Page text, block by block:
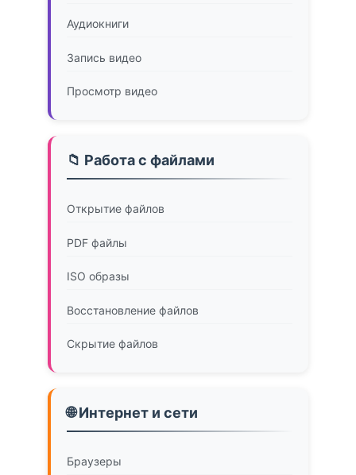
Аудиокниги
Запись видео
Просмотр видео
📁 Работа с файлами
Открытие файлов
PDF файлы
ISO образы
Восстановление файлов
Скрытие файлов
🌐 Интернет и сети
Браузеры